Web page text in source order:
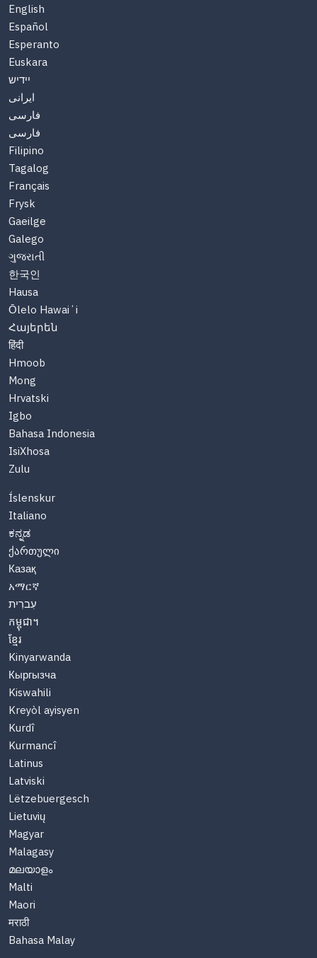
English
Español
Esperanto
Euskara
יידיש
ایرانی
فارسی
فارسی
Filipino
Tagalog
Français
Frysk
Gaeilge
Galego
ગુજરાતી
한국인
Hausa
Ōlelo Hawaiʻi
Հայերեն
हिंदी
Hmoob
Mong
Hrvatski
Igbo
Bahasa Indonesia
IsiXhosa
Zulu
Íslenskur
Italiano
ಕನ್ನಡ
ქართული
Казақ
አማርኛ
עִברִית
កម្ពុជា។
ខ្មែរ
Kinyarwanda
Кыргызча
Kiswahili
Kreyòl ayisyen
Kurdî
Kurmancî
Latinus
Latviski
Lëtzebuergesch
Lietuvių
Magyar
Malagasy
മലയാളം
Malti
Maori
मराठी
Bahasa Malay